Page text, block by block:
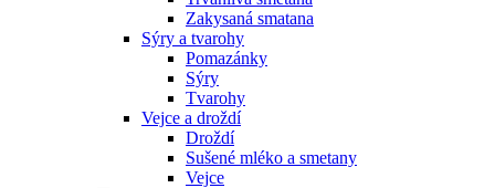
Zakysaná smatana
Sýry a tvarohy
Pomazánky
Sýry
Tvarohy
Vejce a droždí
Droždí
Sušené mléko a smetany
Vejce